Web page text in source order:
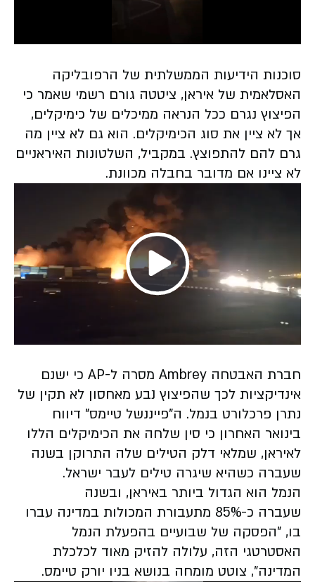
Video
סוכנות הידיעות הממשלתית של הרפובליקה
האסלאמית של איראן, ציטטה גורם רשמי שאמר כי
הפיצוץ נגרם ככל הנראה ממיכלים של כימיקלים,
אך לא ציין את סוג הכימיקלים. הוא גם לא ציין מה
גרם להם להתפוצץ. במקביל, השלטונות האיראניים
לא ציינו אם מדובר בחבלה מכוונת.
Play
Video
חברת האבטחה Ambrey מסרה ל-AP כי ישנם
אינדיקציות לכך שהפיצוץ נבע מאחסון לא תקין של
נתרן פרכלורט בנמל. ה"פייננשל טיימס" דיווח
בינואר האחרון כי סין שלחה את הכימיקלים הללו
לאיראן, שמלאי דלק הטילים שלה התרוקן בשנה
שעברה כשהיא שיגרה טילים לעבר ישראל.
הנמל הוא הגדול ביותר באיראן, ובשנה
שעברה כ-85% מתעבורת המכולות במדינה עברו
בו, "הפסקה של שבועיים בהפעלת הנמל
האסטרטגי הזה, עלולה להזיק מאוד לכלכלת
המדינה", צוטט מומחה בנושא בניו יורק טיימס.